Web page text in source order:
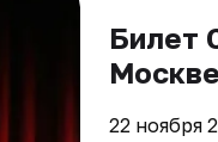
Билет
Москве
22 ноября